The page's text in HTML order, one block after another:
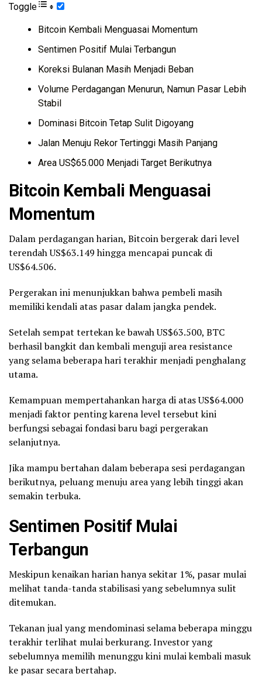
Toggle
Bitcoin Kembali Menguasai Momentum
Sentimen Positif Mulai Terbangun
Koreksi Bulanan Masih Menjadi Beban
Volume Perdagangan Menurun, Namun Pasar Lebih
Stabil
Dominasi Bitcoin Tetap Sulit Digoyang
Jalan Menuju Rekor Tertinggi Masih Panjang
Area US$65.000 Menjadi Target Berikutnya
Bitcoin Kembali Menguasai
Momentum
Dalam perdagangan harian, Bitcoin bergerak dari level
terendah US$63.149 hingga mencapai puncak di
US$64.506.
Pergerakan ini menunjukkan bahwa pembeli masih
memiliki kendali atas pasar dalam jangka pendek.
Setelah sempat tertekan ke bawah US$63.500, BTC
berhasil bangkit dan kembali menguji area resistance
yang selama beberapa hari terakhir menjadi penghalang
utama.
Kemampuan mempertahankan harga di atas US$64.000
menjadi faktor penting karena level tersebut kini
berfungsi sebagai fondasi baru bagi pergerakan
selanjutnya.
Jika mampu bertahan dalam beberapa sesi perdagangan
berikutnya, peluang menuju area yang lebih tinggi akan
semakin terbuka.
Sentimen Positif Mulai
Terbangun
Meskipun kenaikan harian hanya sekitar 1%, pasar mulai
melihat tanda-tanda stabilisasi yang sebelumnya sulit
ditemukan.
Tekanan jual yang mendominasi selama beberapa minggu
terakhir terlihat mulai berkurang. Investor yang
sebelumnya memilih menunggu kini mulai kembali masuk
ke pasar secara bertahap.